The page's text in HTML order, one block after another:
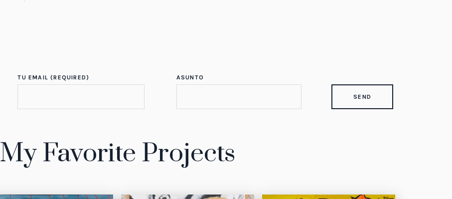
TU EMAIL (REQUIRED) ASUNTO
My Favorite Projects